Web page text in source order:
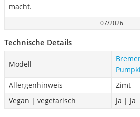
macht.
07/2026
Technische Details
Modell
Allergenhinweis
Zimt
Vegan | vegetarisch
Ja | Ja